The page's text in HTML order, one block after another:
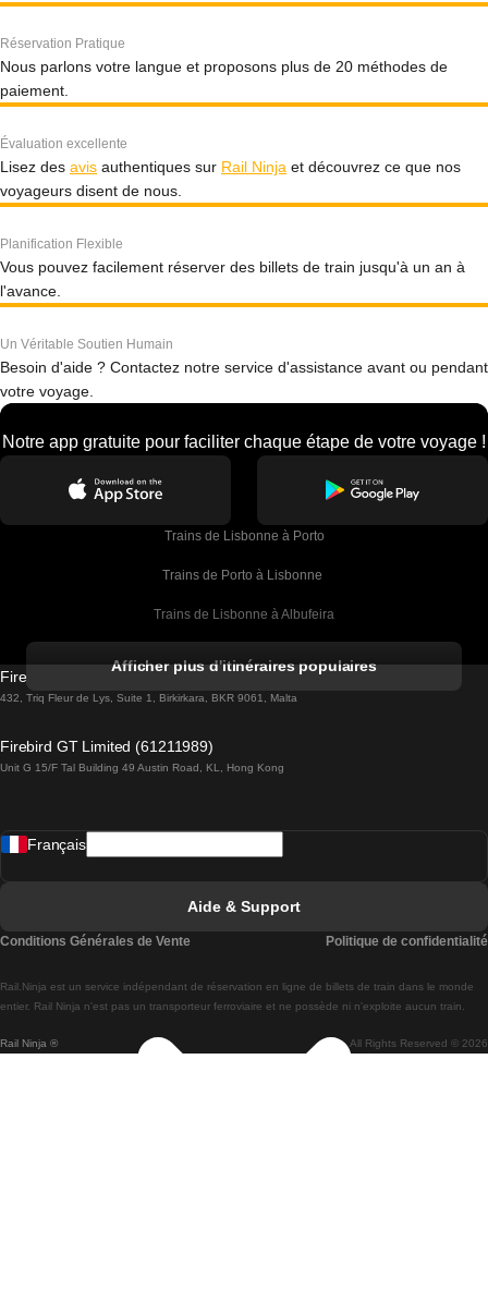
Réservation Pratique
Nous parlons votre langue et proposons plus de 20 méthodes de
paiement.
Évaluation excellente
Lisez des avis authentiques sur Rail Ninja et découvrez ce que nos
voyageurs disent de nous.
Planification Flexible
Vous pouvez facilement réserver des billets de train jusqu'à un an à
l'avance.
Un Véritable Soutien Humain
Besoin d'aide ? Contactez notre service d'assistance avant ou pendant
votre voyage.
Notre app gratuite pour faciliter chaque étape de votre voyage !
Trains de Lisbonne à Porto
Trains de Porto à Lisbonne
Trains de Lisbonne à Albufeira
Trains de Lisbonne à Lagos
Trains de Lisbonne à Madrid
Trains de Lisbonne à Braga
Trains de Braga à Lisbonne
Afficher plus d'itinéraires populaires
Firebird GT Limited (OC 1451)
432, Triq Fleur de Lys, Suite 1, Birkirkara, BKR 9061, Malta
Firebird GT Limited (61211989)
Unit G 15/F Tal Building 49 Austin Road, KL, Hong Kong
Rail Ninja ® All Rights Reserved © 2026
Rail.Ninja est un service indépendant de réservation en ligne de billets de train dans le monde
entier. Rail Ninja n'est pas un transporteur ferroviaire et ne possède ni n'exploite aucun train.
Français
Aide & Support
Conditions Générales de Vente Politique de confidentialité